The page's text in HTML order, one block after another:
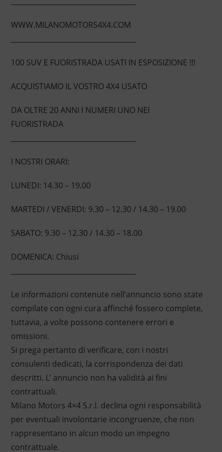
WWW.MILANOMOTORS4X4.COM
100 SUV E FUORISTRADA USATI IN ESPOSIZIONE !!!
ACQUISTIAMO IL VOSTRO 4X4 USATO
DA OLTRE 20 ANNI I NUMERI UNO NEI
FUORISTRADA
I NOSTRI ORARI:
LUNEDI: 14.30 – 19.00
MARTEDI / VENERDI: 9.30 – 12.30 / 14.30 – 19.00
SABATO: 9.30 – 12.30 / 14.30 – 18.00
DOMENICA: Chiusi
Le informazioni contenute nell’annuncio sono state
compilate con ogni cura affinché fossero complete,
tuttavia, a volte possono contenere errori e
omissioni.
Si prega pertanto di verificare, con i nostri
consulenti dedicati, la corrispondenza dei dati
descritti. L’ annuncio non ha validità ai fini
contrattuali.
Milano Motors 4×4 S.r.l. declina ogni responsabilità
per eventuali involontarie incongruenze, che non
rappresentano in alcun modo un impegno
contrattuale.